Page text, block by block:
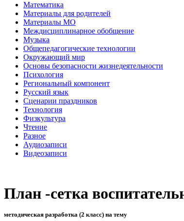
Математика
Материалы для родителей
Материалы МО
Междисциплинарное обобщение
Музыка
Общепедагогические технологии
Окружающий мир
Основы безопасности жизнедеятельности
Психология
Региональный компонент
Русский язык
Сценарии праздников
Технология
Физкультура
Чтение
Разное
Аудиозаписи
Видеозаписи
План -сетка
методическая разработка (2 класс) на тему